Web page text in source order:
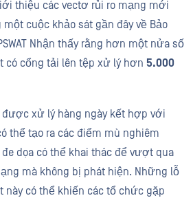
thiệu các vectơ rủi ro mạng mới
một cuộc khảo sát gần đây về Bảo
Nhận thấy rằng hơn một nửa số
có cổng tải lên tệp xử lý hơn 5.000
xử lý hàng ngày kết hợp với
thể tạo ra các điểm mù nghiêm
dọa có thể khai thác để vượt qua
mà không bị phát hiện. Những lỗ
này có thể khiến các tổ chức gặp